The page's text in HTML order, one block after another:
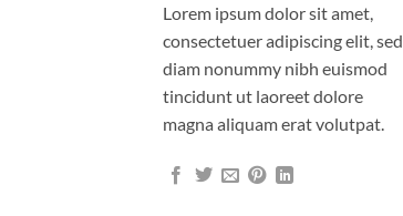
Lorem ipsum dolor sit amet,
consectetuer adipiscing elit, sed
diam nonummy nibh euismod
tincidunt ut laoreet dolore
magna aliquam erat volutpat.